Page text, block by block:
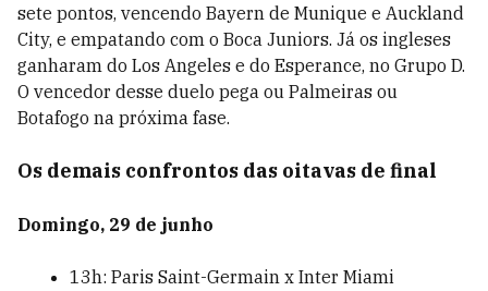
sete pontos, vencendo Bayern de Munique e Auckland
City, e empatando com o Boca Juniors. Já os ingleses
ganharam do Los Angeles e do Esperance, no Grupo D.
O vencedor desse duelo pega ou Palmeiras ou
Botafogo na próxima fase.
Os demais confrontos das oitavas de final
Domingo, 29 de junho
13h: Paris Saint-Germain x Inter Miami